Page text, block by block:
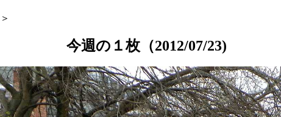
＞
今週の１枚（2012/07/23)